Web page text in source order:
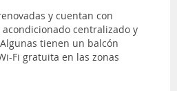
y cuentan con
centralizado y
tienen un balcón
Fi gratuita en las zonas